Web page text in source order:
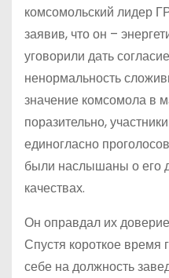
комсомольский лидер
заявив, что он –
уговорили дать
ненормальность
значение комсомола в
порази­тельно,
единогласно
были наслышаны о его
качествах.
Он оправдал их
Спустя короткое время
себе на должность